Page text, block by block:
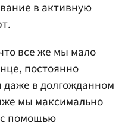
в активную
все же мы мало
постоянно
в долгожданном
мы максимально
помощью